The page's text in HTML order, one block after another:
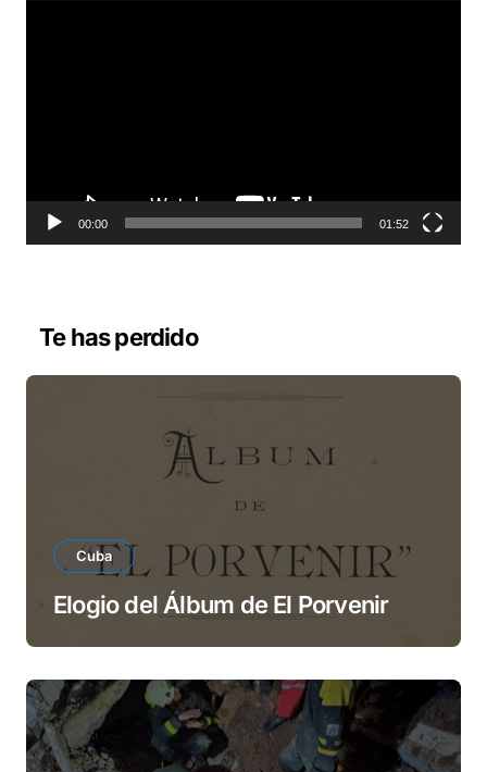
t
r
d
00:00 01:52
Te has perdido
Cuba
Elogio del Álbum de El Porvenir